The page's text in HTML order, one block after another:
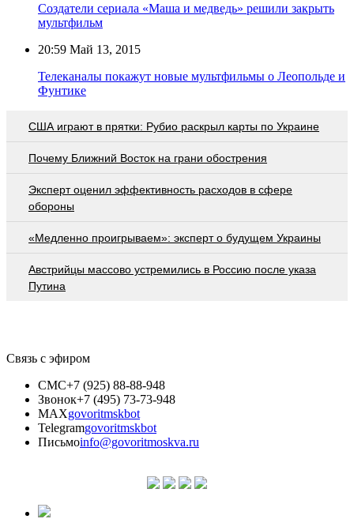
Создатели сериала «Маша и медведь» решили закрыть
мультфильм
20:59 Май 13, 2015
Телеканалы покажут новые мультфильмы о Леопольде и
Фунтике
США играют в прятки: Рубио раскрыл карты по Украине
Почему Ближний Восток на грани обострения
Эксперт оценил эффективность расходов в сфере
обороны
«Медленно проигрываем»: эксперт о будущем Украины
Австрийцы массово устремились в Россию после указа
Путина
Связь с эфиром
СМС+7 (925) 88-88-948
Звонок+7 (495) 73-73-948
MAXgovoritmskbot
Telegramgovoritmskbot
Письмоinfo@govoritmoskva.ru